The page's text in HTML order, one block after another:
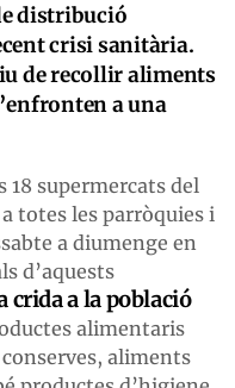
distribució
crisi sanitària.
de recollir aliments
a una
18 supermercats del
totes les parròquies i
a diumenge en
d’aquests
crida a la població
alimentaris
aliments